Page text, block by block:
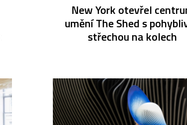
New York otevřel
umění The Shed s
střechou na kolech